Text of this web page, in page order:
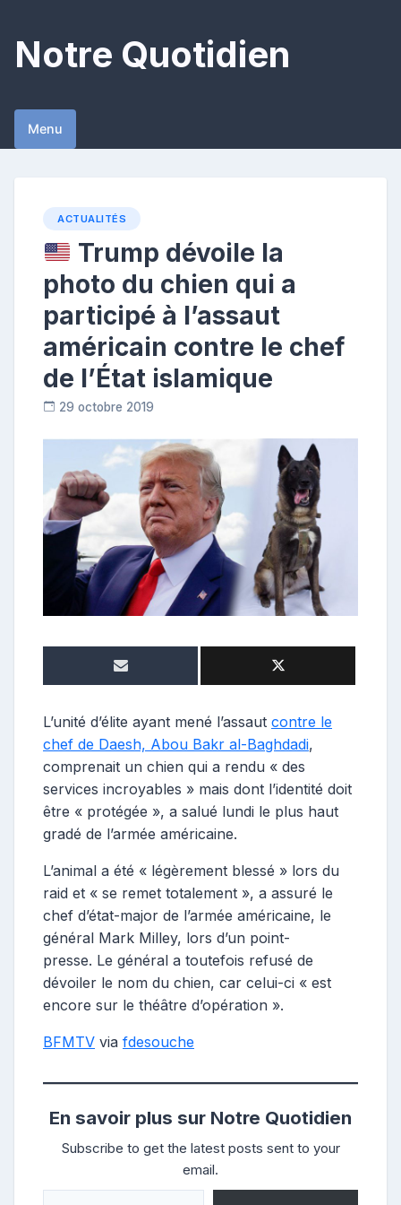
content
Notre Quotidien
Menu
ACTUALITÉS
Trump dévoile la
photo du chien qui a
participé à l’assaut
américain contre le chef
de l’État islamique
29 octobre 2019
e
p
o
s
t
e
u
r
L’unité d’élite ayant mené l’assaut contre le
chef de Daesh, Abou Bakr al-Baghdadi,
comprenait un chien qui a rendu « des
services incroyables » mais dont l’identité doit
être « protégée », a salué lundi le plus haut
gradé de l’armée américaine.
L’animal a été « légèrement blessé » lors du
raid et « se remet totalement », a assuré le
chef d’état-major de l’armée américaine, le
général Mark Milley, lors d’un point-
presse. Le général a toutefois refusé de
dévoiler le nom du chien, car celui-ci « est
encore sur le théâtre d’opération ».
BFMTV via fdesouche
En savoir plus sur Notre Quotidien
Subscribe to get the latest posts sent to your
email.
Saisissez votre adresse e-mail…